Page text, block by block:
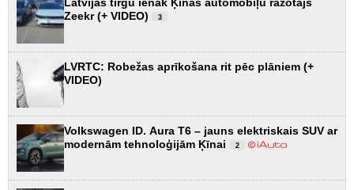
Zeekr (+ VIDEO)
3
LVRTC: Robežas aprīkošana rit pēc plāniem (+
VIDEO)
Volkswagen ID. Aura T6 – jauns elektriskais SUV ar
modernām tehnoloģijām Ķīnai
2